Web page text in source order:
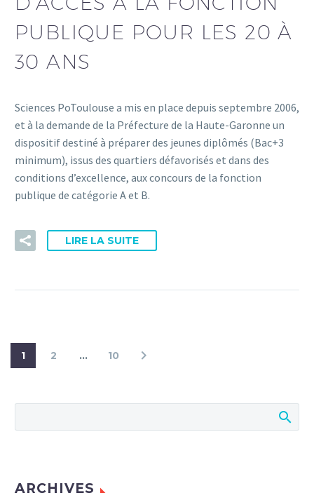
PUBLIQUE POUR LES 20 À
30 ANS
Sciences PoToulouse a mis en place depuis septembre 2006,
et à la demande de la Préfecture de la Haute-Garonne un
dispositif destiné à préparer des jeunes diplômés (Bac+3
minimum), issus des quartiers défavorisés et dans des
conditions d’excellence, aux concours de la fonction
publique de catégorie A et B.
LIRE LA SUITE
1 2 … 10
ARCHIVES